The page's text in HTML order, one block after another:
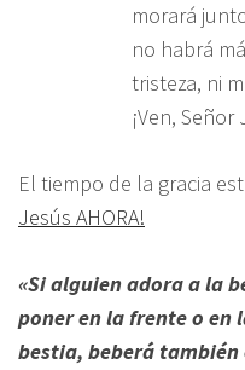
morará
no habrá
tristeza, ni
¡Ven, Señor
El tiempo de la gracia
Jesús AHORA!
«Si alguien adora a la
poner en la frente o en
bestia, beberá